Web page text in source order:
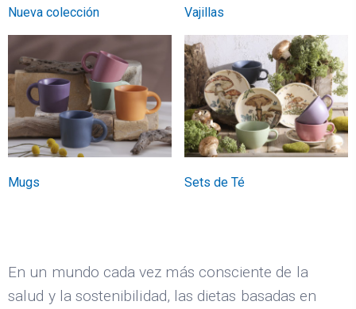
Nueva colección Vajillas
Mugs Sets de Té
En un mundo cada vez más consciente de la
salud y la sostenibilidad, las dietas basadas en